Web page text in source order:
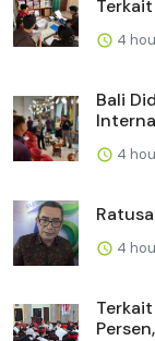
4
Bali
4
4